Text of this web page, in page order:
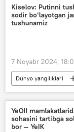
maktab
Kiselov: Putinni
sodir bo‘layotgan
tushunamiz
7 Noyabr 2024,
Dunyo yangiliklari
Rossiya
Vladimir Putin
YeOII
sohasini tartibga
bor — YeIK